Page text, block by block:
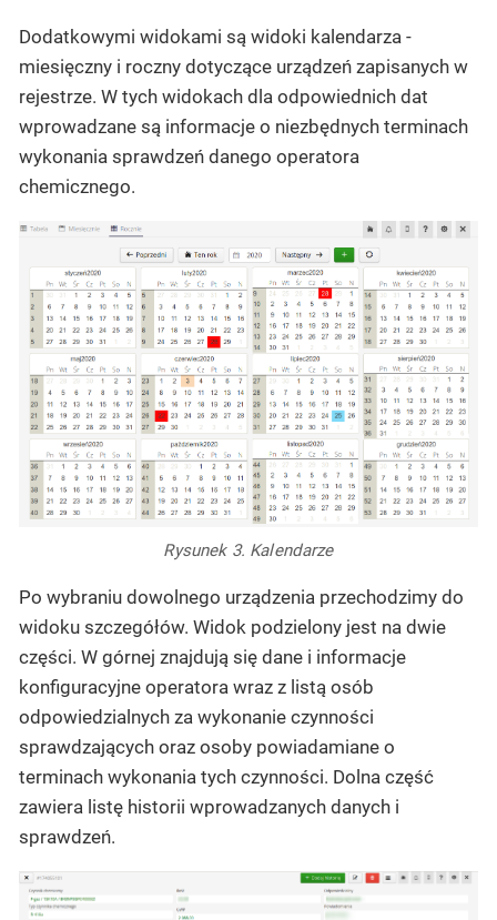
Dodatkowymi widokami są widoki kalendarza -
miesięczny i roczny dotyczące urządzeń zapisanych w
rejestrze. W tych widokach dla odpowiednich dat
wprowadzane są informacje o niezbędnych terminach
wykonania sprawdzeń danego operatora
chemicznego.
Rysunek 3. Kalendarze
Po wybraniu dowolnego urządzenia przechodzimy do
widoku szczegółów. Widok podzielony jest na dwie
części. W górnej znajdują się dane i informacje
konfiguracyjne operatora wraz z listą osób
odpowiedzialnych za wykonanie czynności
sprawdzających oraz osoby powiadamiane o
terminach wykonania tych czynności. Dolna część
zawiera listę historii wprowadzanych danych i
sprawdzeń.